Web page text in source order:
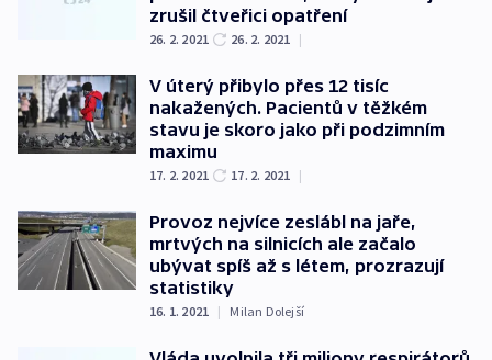
zrušil čtveřici opatření
26. 2. 2021 26. 2. 2021 |
V úterý přibylo přes 12 tisíc
nakažených. Pacientů v těžkém
stavu je skoro jako při podzimním
maximu
17. 2. 2021 17. 2. 2021 |
Provoz nejvíce zeslábl na jaře,
mrtvých na silnicích ale začalo
ubývat spíš až s létem, prozrazují
statistiky
16. 1. 2021 | Milan Dolejší